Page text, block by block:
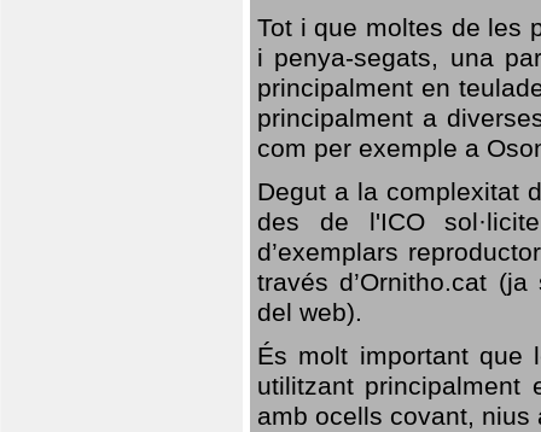
Tot i que moltes de les
i penya-segats, una
principalment en
principalment a
com per exemple a
Degut a la complexitat
des de l'ICO
d’exemplars
través d’Ornitho.cat
del web).
És molt important que
utilitzant
amb ocells covant,